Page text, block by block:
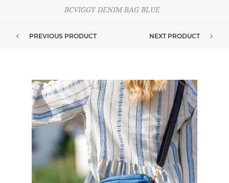
BCVIGGY DENIM BAG BLUE
PREVIOUS PRODUCT NEXT PRODUCT